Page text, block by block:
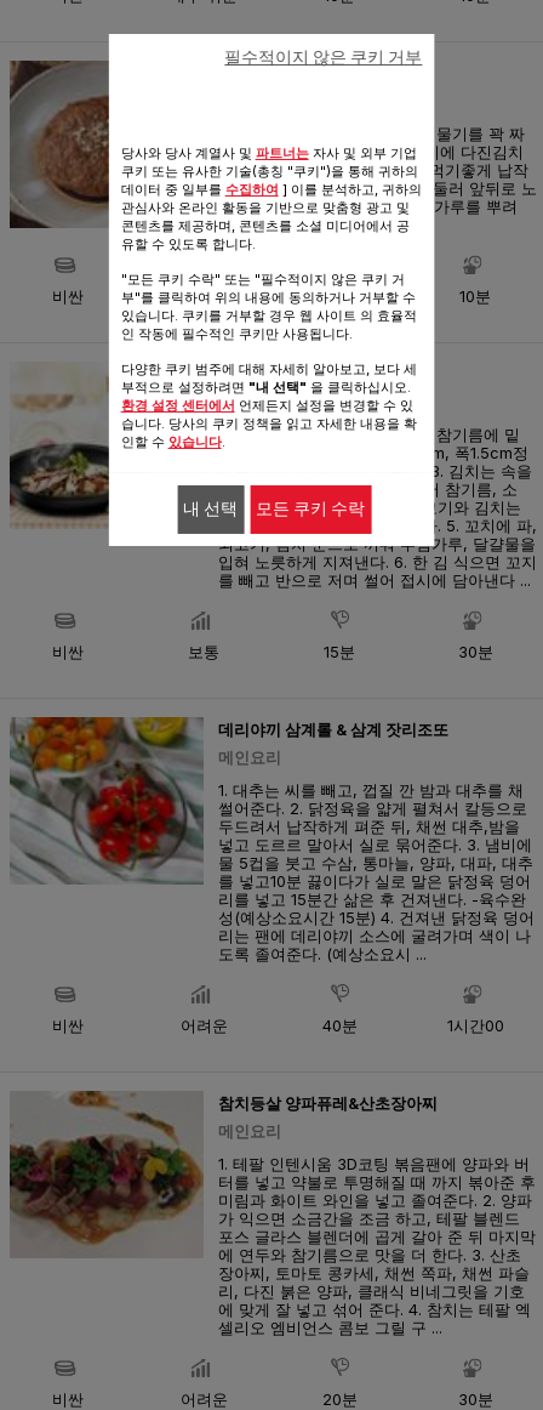
1.묵은 김치는 흐르는물에 헹궈 물기를 꽉 짜
총총 다져주세요 2. 다진 쇠고기에 다진김치
와 고기양념을 넣어 치대고, 3.먹기좋게 납작
빚어주세요. 4. 달군 팬에 기름 둘러 앞뒤로 노
릇하게 굽고, 5. 접시에 담아 잣가루를 뿌려
마무리해주세요 ...
비싼 보통 25분 10분
파산적
메인요리
1. 파는 길이 6cm로 썰어 소금, 참기름에 밑
양념한다. 2. 쇠고기는 길이 7cm, 폭1.5cm정
도로 썰어 고기양념에 재운다. 3. 김치는 속을
털어내고 7cm*1cm크기로 썰어 참기름, 소
금, 설탕을 넣어 무친다. 4. 쇠고기와 김치는
테팔 프라이팬에 볶아 익혀낸다. 5. 꼬치에 파,
쇠고기, 김치 순으로 끼워 부침가루, 달걀물을
입혀 노릇하게 지져낸다. 6. 한 김 식으면 꼬지
를 빼고 반으로 저며 썰어 접시에 담아낸다 ...
비싼 보통 15분 30분
데리야끼 삼계롤 & 삼계 잣리조또
메인요리
1. 대추는 씨를 빼고, 껍질 깐 밤과 대추를 채
썰어준다. 2. 닭정육을 얇게 펼쳐서 칼등으로
두드려서 납작하게 펴준 뒤, 채썬 대추,밤을
넣고 도르르 말아서 실로 묶어준다. 3. 냄비에
물 5컵을 붓고 수삼, 통마늘, 양파, 대파, 대추
를 넣고10분 끓이다가 실로 말은 닭정육 덩어
리를 넣고 15분간 삶은 후 건져낸다. -육수완
성(예상소요시간 15분) 4. 건져낸 닭정육 덩어
리는 팬에 데리야끼 소스에 굴려가며 색이 나
도록 졸여준다. (예상소요시 ...
비싼 어려운 40분 1시간00
참치등살 양파퓨레&산초장아찌
메인요리
1. 테팔 인텐시움 3D코팅 볶음팬에 양파와 버
터를 넣고 약불로 투명해질 때 까지 볶아준 후
미림과 화이트 와인을 넣고 졸여준다. 2. 양파
가 익으면 소금간을 조금 하고, 테팔 블렌드
포스 글라스 블렌더에 곱게 갈아 준 뒤 마지막
에 연두와 참기름으로 맛을 더 한다. 3. 산초
장아찌, 토마토 콩카세, 채썬 쪽파, 채썬 파슬
리, 다진 붉은 양파, 클래식 비네그릿을 기호
에 맞게 잘 넣고 섞어 준다. 4. 참치는 테팔 엑
셀리오 엠비언스 콤보 그릴 구 ...
비싼 어려운 20분 30분
당사와 당사 계열사 및 파트너는자사 및 외부 기업
쿠키 또는 유사한 기술(총칭 "쿠키")을 통해 귀하의
데이터 중 일부를 수집하여 ] 이를 분석하고, 귀하의
관심사와 온라인 활동을 기반으로 맞춤형 광고 및
콘텐츠를 제공하며, 콘텐츠를 소셜 미디어에서 공
유할 수 있도록 합니다.
"모든 쿠키 수락" 또는 "필수적이지 않은 쿠키 거
부"를 클릭하여 위의 내용에 동의하거나 거부할 수
있습니다. 쿠키를 거부할 경우 웹 사이트 의 효율적
인 작동에 필수적인 쿠키만 사용됩니다.
다양한 쿠키 범주에 대해 자세히 알아보고, 보다 세
부적으로 설정하려면 "내 선택" 을 클릭하십시오.
환경 설정 센터에서 언제든지 설정을 변경할 수 있
습니다. 당사의 쿠키 정책을 읽고 자세한 내용을 확
인할 수 있습니다.
필수적이지 않은 쿠키 거부
내 선택 모든 쿠키 수락